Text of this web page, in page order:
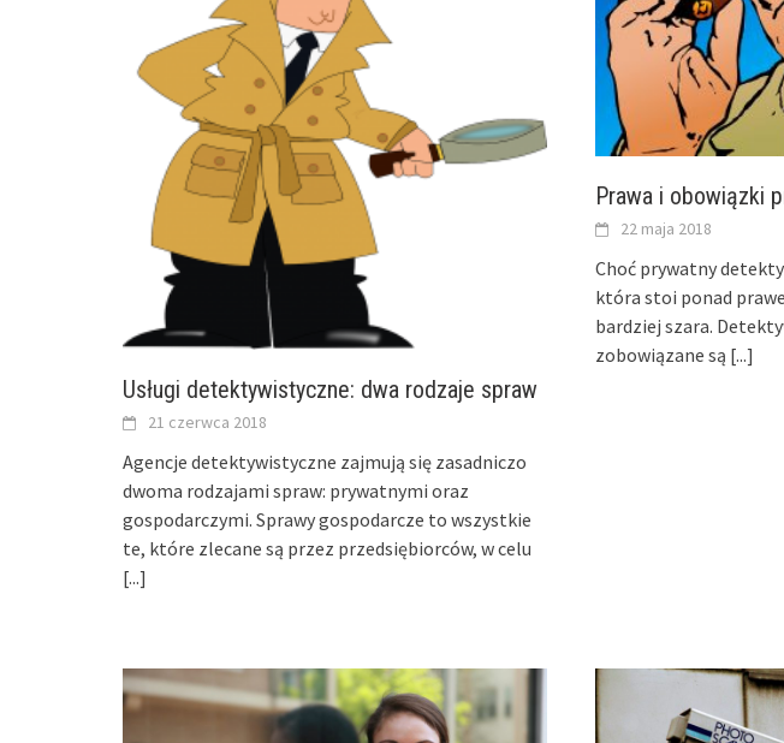
Usługi detektywistyczne: dwa rodzaje spraw
21 czerwca 2018
Agencje detektywistyczne zajmują się zasadniczo
dwoma rodzajami spraw: prywatnymi oraz
gospodarczymi. Sprawy gospodarcze to wszystkie
te, które zlecane są przez przedsiębiorców, w celu
[...]
Prawa i obowiązki
22 maja 2018
Choć prywatny
która stoi ponad
bardziej szara.
zobowiązane są [...]